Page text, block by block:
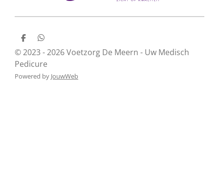
D
e
l
e
D
l
e
n
© 2023 - 2026 Voetzorg De Meern - Uw Medisch
Pedicure
Powered by JouwWeb